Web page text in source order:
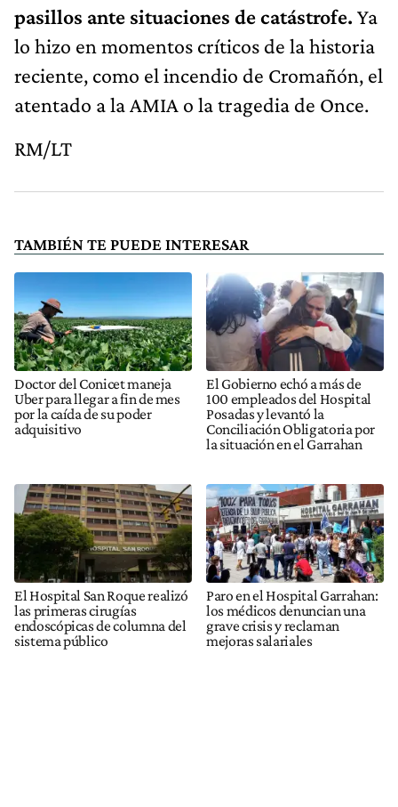
pasillos ante situaciones de catástrofe. Ya
lo hizo en momentos críticos de la historia
reciente, como el incendio de Cromañón, el
atentado a la AMIA o la tragedia de Once.
RM/LT
TAMBIÉN TE PUEDE INTERESAR
Doctor del Conicet maneja
Uber para llegar a fin de mes
por la caída de su poder
adquisitivo
El Gobierno echó a más de
100 empleados del Hospital
Posadas y levantó la
Conciliación Obligatoria por
la situación en el Garrahan
El Hospital San Roque realizó
las primeras cirugías
endoscópicas de columna del
sistema público
Paro en el Hospital Garrahan:
los médicos denuncian una
grave crisis y reclaman
mejoras salariales